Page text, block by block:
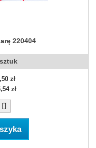
220404
zł
zł